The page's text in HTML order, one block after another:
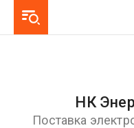
НК
Поставка